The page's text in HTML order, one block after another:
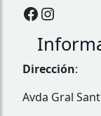
Facebook
Dirección:
Avda Gral